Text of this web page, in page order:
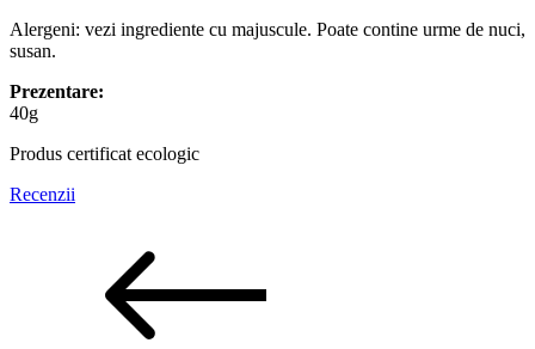
Alergeni: vezi ingrediente cu majuscule. Poate contine urme de nuci,
susan.
Prezentare:
40g
Produs certificat ecologic
Recenzii